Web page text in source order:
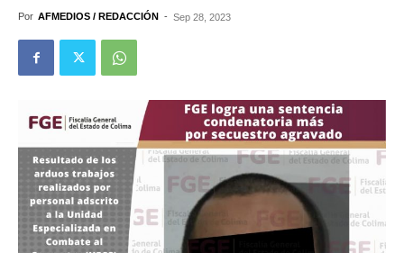
Por AFMEDIOS / REDACCIÓN - Sep 28, 2023